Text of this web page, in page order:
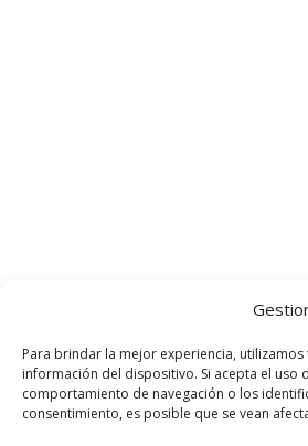
Para brindar la mejor experiencia,
información del dispositivo. Si acepta el
comportamiento de navegación o los
consentimiento, es posible que se vean